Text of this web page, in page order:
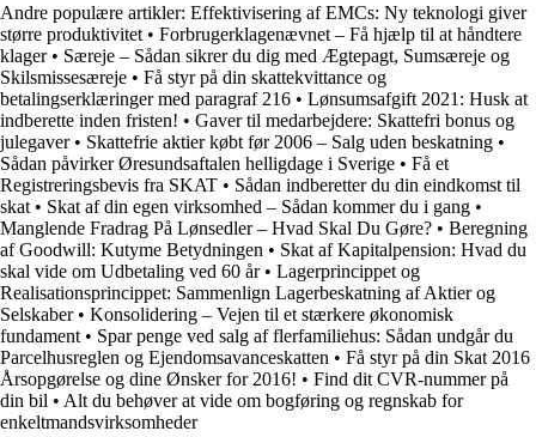
Andre populære artikler: Effektivisering af EMCs: Ny teknologi giver
større produktivitet • Forbrugerklagenævnet – Få hjælp til at håndtere
klager• Særeje – Sådan sikrer du dig med Ægtepagt, Sumsæreje og
Skilsmissesæreje • Få styr på din skattekvittance og
betalingserklæringer med paragraf 216 • Lønsumsafgift 2021: Husk at
indberette inden fristen! • Gaver til medarbejdere: Skattefri bonus og
julegaver• Skattefrie aktier købt før 2006 – Salg uden beskatning •
Sådan påvirker Øresundsaftalen helligdage i Sverige • Få et
Registreringsbevis fra SKAT • Sådan indberetter du din eindkomst til
skat • Skat af din egen virksomhed – Sådan kommer du i gang •
Manglende Fradrag På Lønsedler – Hvad Skal Du Gøre? • Beregning
af Goodwill: Kutyme Betydningen • Skat af Kapitalpension: Hvad du
skal vide om Udbetaling ved 60 år• Lagerprincippet og
Realisationsprincippet: Sammenlign Lagerbeskatning af Aktier og
Selskaber• Konsolidering – Vejen til et stærkere økonomisk
fundament • Spar penge ved salg af flerfamiliehus: Sådan undgår du
Parcelhusreglen og Ejendomsavanceskatten • Få styr på din Skat 2016
Årsopgørelse og dine Ønsker for 2016! • Find dit CVR-nummer på
din bil • Alt du behøver at vide om bogføring og regnskab for
enkeltmandsvirksomheder